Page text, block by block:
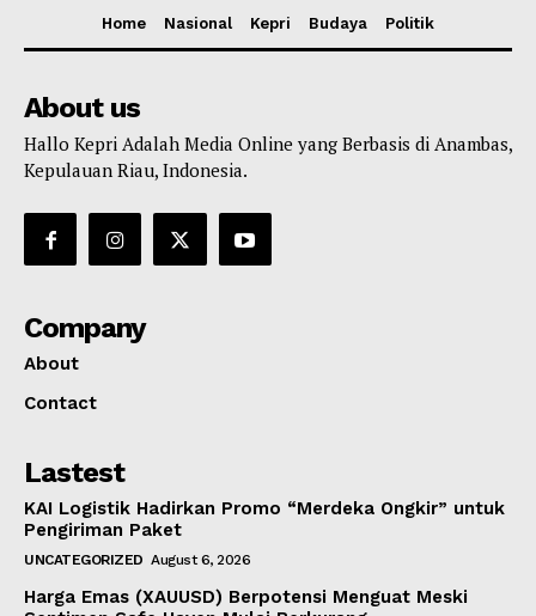
Home Nasional Kepri Budaya Politik
About us
Hallo Kepri Adalah Media Online yang Berbasis di Anambas,
Kepulauan Riau, Indonesia.
Company
About
Contact
Lastest
KAI Logistik Hadirkan Promo “Merdeka Ongkir” untuk
Pengiriman Paket
UNCATEGORIZED August 6, 2026
Harga Emas (XAUUSD) Berpotensi Menguat Meski